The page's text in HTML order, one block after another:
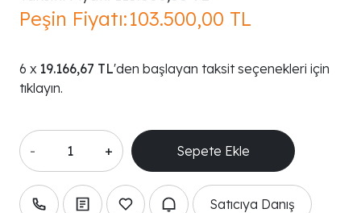
Peşin Fiyatı:103.500,00 TL
19.166,67 TL'den başlayan taksit seçenekleri için
tıklayın.
- +
Satıcıya Danış